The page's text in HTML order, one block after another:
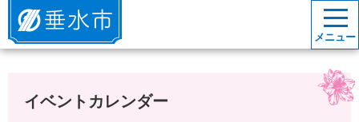
垂水市
メニュー
イベントカレンダー